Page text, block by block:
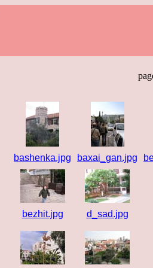
bashenka.jpg baxai_gan.jpg
bezhit.jpg d_sad.jpg